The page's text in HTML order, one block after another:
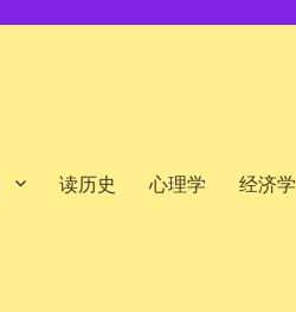
读历史 心理学 经济学